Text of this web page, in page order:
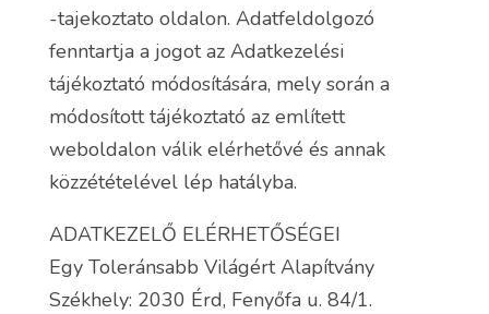
-tajekoztato oldalon. Adatfeldolgozó
fenntartja a jogot az Adatkezelési
tájékoztató módosítására, mely során a
módosított tájékoztató az említett
weboldalon válik elérhetővé és annak
közzétételével lép hatályba.
ADATKEZELŐ ELÉRHETŐSÉGEI
Egy Toleránsabb Világért Alapítvány
Székhely: 2030 Érd, Fenyőfa u. 84/1.